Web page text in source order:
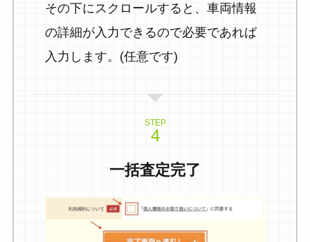
その下にスクロールすると、車両情報
の詳細が入力できるので必要であれば
入力します。(任意です)
STEP
一括査定完了